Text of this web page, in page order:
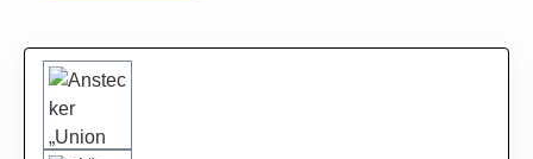
Bildergalerie überspringen